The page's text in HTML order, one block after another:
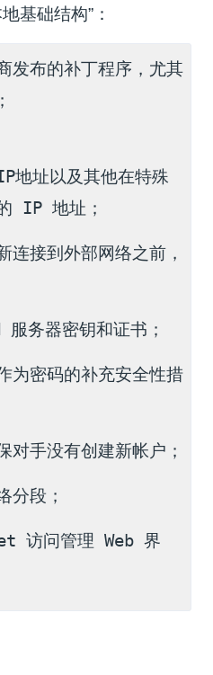
基础结构”：
发布的补丁程序，尤其
地址以及其他在特殊
IP 地址；
连接到外部网络之前，
务器密钥和证书；
为密码的补充安全性措
对手没有创建新帐户；
分段；
访问管理 Web 界